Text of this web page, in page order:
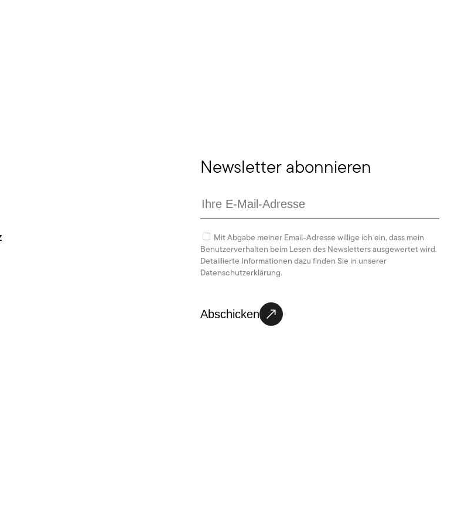
Newsletter abonnieren
Mit Abgabe meiner Email-Adresse willige ich ein, dass mein
Benutzerverhalten beim Lesen des Newsletters ausgewertet wird.
Detaillierte Informationen dazu finden Sie in unserer
Datenschutzerklärung.
Abschicken